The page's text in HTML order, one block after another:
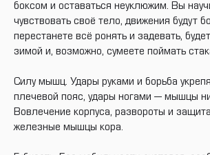
боксом и оставаться неуклюжим. Вы
чувствовать своё тело, движения будут
перестанете всё ронять и задевать,
зимой и, возможно, сумеете поймать
Силу мышц. Удары руками и борьба
плечевой пояс, удары ногами — мышцы
Вовлечение корпуса, развороты и
железные мышцы кора.